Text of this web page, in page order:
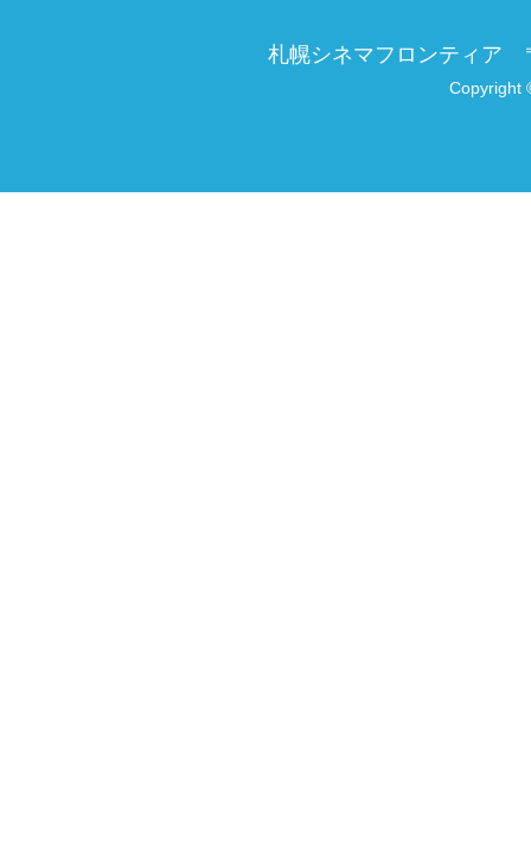
札幌シネマフロンティア
Copyright